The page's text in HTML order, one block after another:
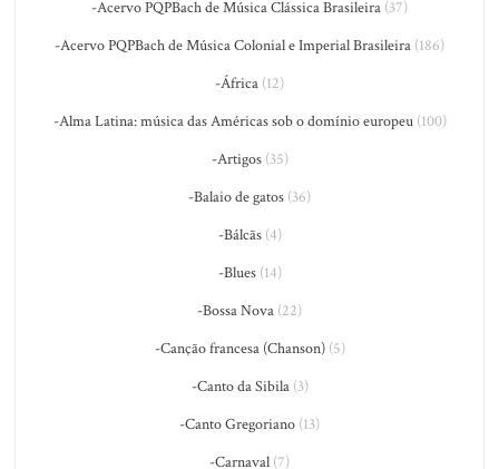
-Acervo PQPBach de Música Clássica Brasileira (37)
-Acervo PQPBach de Música Colonial e Imperial Brasileira (186)
-África (12)
-Alma Latina: música das Américas sob o domínio europeu(100)
-Artigos(35)
-Balaio de gatos (36)
-Bálcãs(4)
-Blues(14)
-Bossa Nova (22)
-Canção francesa (Chanson)(5)
-Canto da Sibila(3)
-Canto Gregoriano (13)
-Carnaval (7)